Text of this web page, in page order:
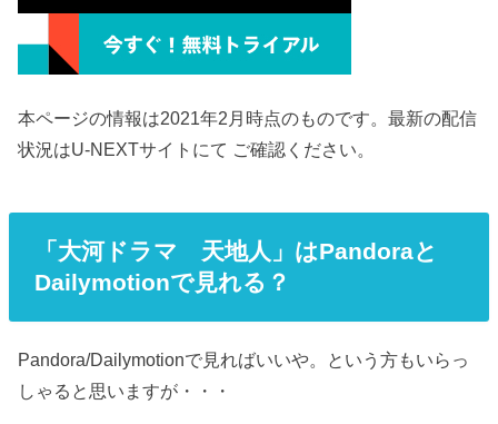
本ページの情報は2021年2月時点のものです。最新の配信
状況はU-NEXTサイトにて ご確認ください。
「大河ドラマ 天地人」はPandoraと
Dailymotionで見れる？
Pandora/Dailymotionで見ればいいや。という方もいらっ
しゃると思いますが・・・